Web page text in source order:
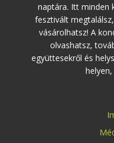
naptára. Itt minden
fesztivált
vásárolhatsz! A
olvashatsz,
együttesekről és